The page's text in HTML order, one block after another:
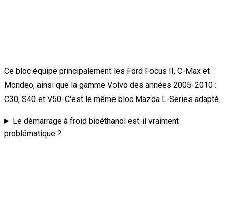
Ce bloc équipe principalement les Ford Focus II, C-Max et
Mondeo, ainsi que la gamme Volvo des années 2005-2010 :
C30, S40 et V50. C'est le même bloc Mazda L-Series adapté.
Le démarrage à froid bioéthanol est-il vraiment
problématique ?